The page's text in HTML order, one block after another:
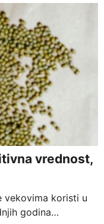
vrednost,
vekovima koristi u
godina…